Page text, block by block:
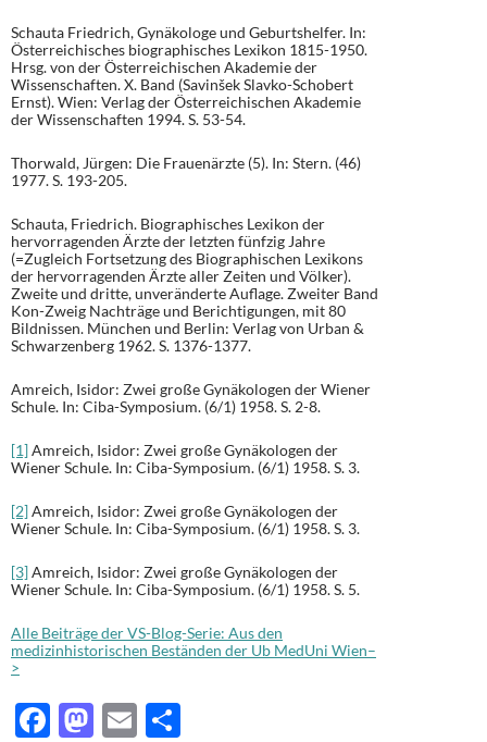
Schauta Friedrich, Gynäkologe und Geburtshelfer. In:
Österreichisches biographisches Lexikon 1815-1950.
Hrsg. von der Österreichischen Akademie der
Wissenschaften. X. Band (Savinšek Slavko-Schobert
Ernst). Wien: Verlag der Österreichischen Akademie
der Wissenschaften 1994. S. 53-54.
Thorwald, Jürgen: Die Frauenärzte (5). In: Stern. (46)
1977. S. 193-205.
Schauta, Friedrich. Biographisches Lexikon der
hervorragenden Ärzte der letzten fünfzig Jahre
(=Zugleich Fortsetzung des Biographischen Lexikons
der hervorragenden Ärzte aller Zeiten und Völker).
Zweite und dritte, unveränderte Auflage. Zweiter Band
Kon-Zweig Nachträge und Berichtigungen, mit 80
Bildnissen. München und Berlin: Verlag von Urban &
Schwarzenberg 1962. S. 1376-1377.
Amreich, Isidor: Zwei große Gynäkologen der Wiener
Schule. In: Ciba-Symposium. (6/1) 1958. S. 2-8.
[1]Amreich, Isidor: Zwei große Gynäkologen der
Wiener Schule. In: Ciba-Symposium. (6/1) 1958. S. 3.
[2]Amreich, Isidor: Zwei große Gynäkologen der
Wiener Schule. In: Ciba-Symposium. (6/1) 1958. S. 3.
[3]Amreich, Isidor: Zwei große Gynäkologen der
Wiener Schule. In: Ciba-Symposium. (6/1) 1958. S. 5.
Alle Beiträge der VS-Blog-Serie: Aus den
medizinhistorischen Beständen der Ub MedUni Wien–
>
F
M E